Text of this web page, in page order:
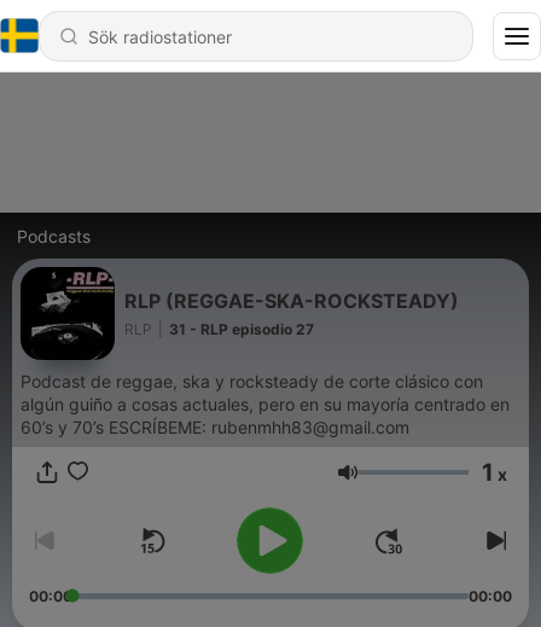
Podcasts
RLP (REGGAE-SKA-ROCKSTEADY)
RLP 31 - RLP episodio 27
Podcast de reggae, ska y rocksteady de corte clásico con
algún guiño a cosas actuales, pero en su mayoría centrado en
60’s y 70’s ESCRÍBEME: rubenmhh83@gmail.com
Volym 1 x
00:00 00:00